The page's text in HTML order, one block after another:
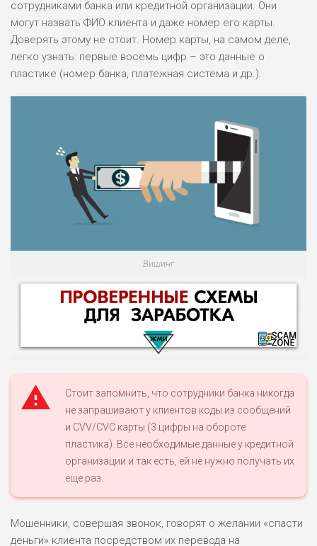
сотрудниками банка или кредитной организации. Они
могут назвать ФИО клиента и даже номер его карты.
Доверять этому не стоит. Номер карты, на самом деле,
легко узнать: первые восемь цифр – это данные о
пластике (номер банка, платежная система и др.).
Вишинг
НАЗВАНИЕ
ДОХОД: ВЫСОКИЙ
БЮДЖЕТ: ВЫСОКИЙ
Стоит запомнить, что сотрудники банка никогда
не запрашивают у клиентов коды из сообщений
и CVV/CVC карты (3 цифры на обороте
пластика). Все необходимые данные у кредитной
организации и так есть, ей не нужно получать их
еще раз.
Мошенники, совершая звонок, говорят о желании «спасти
деньги» клиента посредством их перевода на